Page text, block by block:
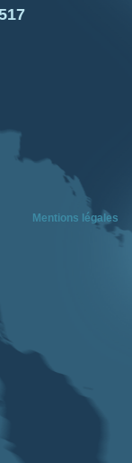
Mentions légales